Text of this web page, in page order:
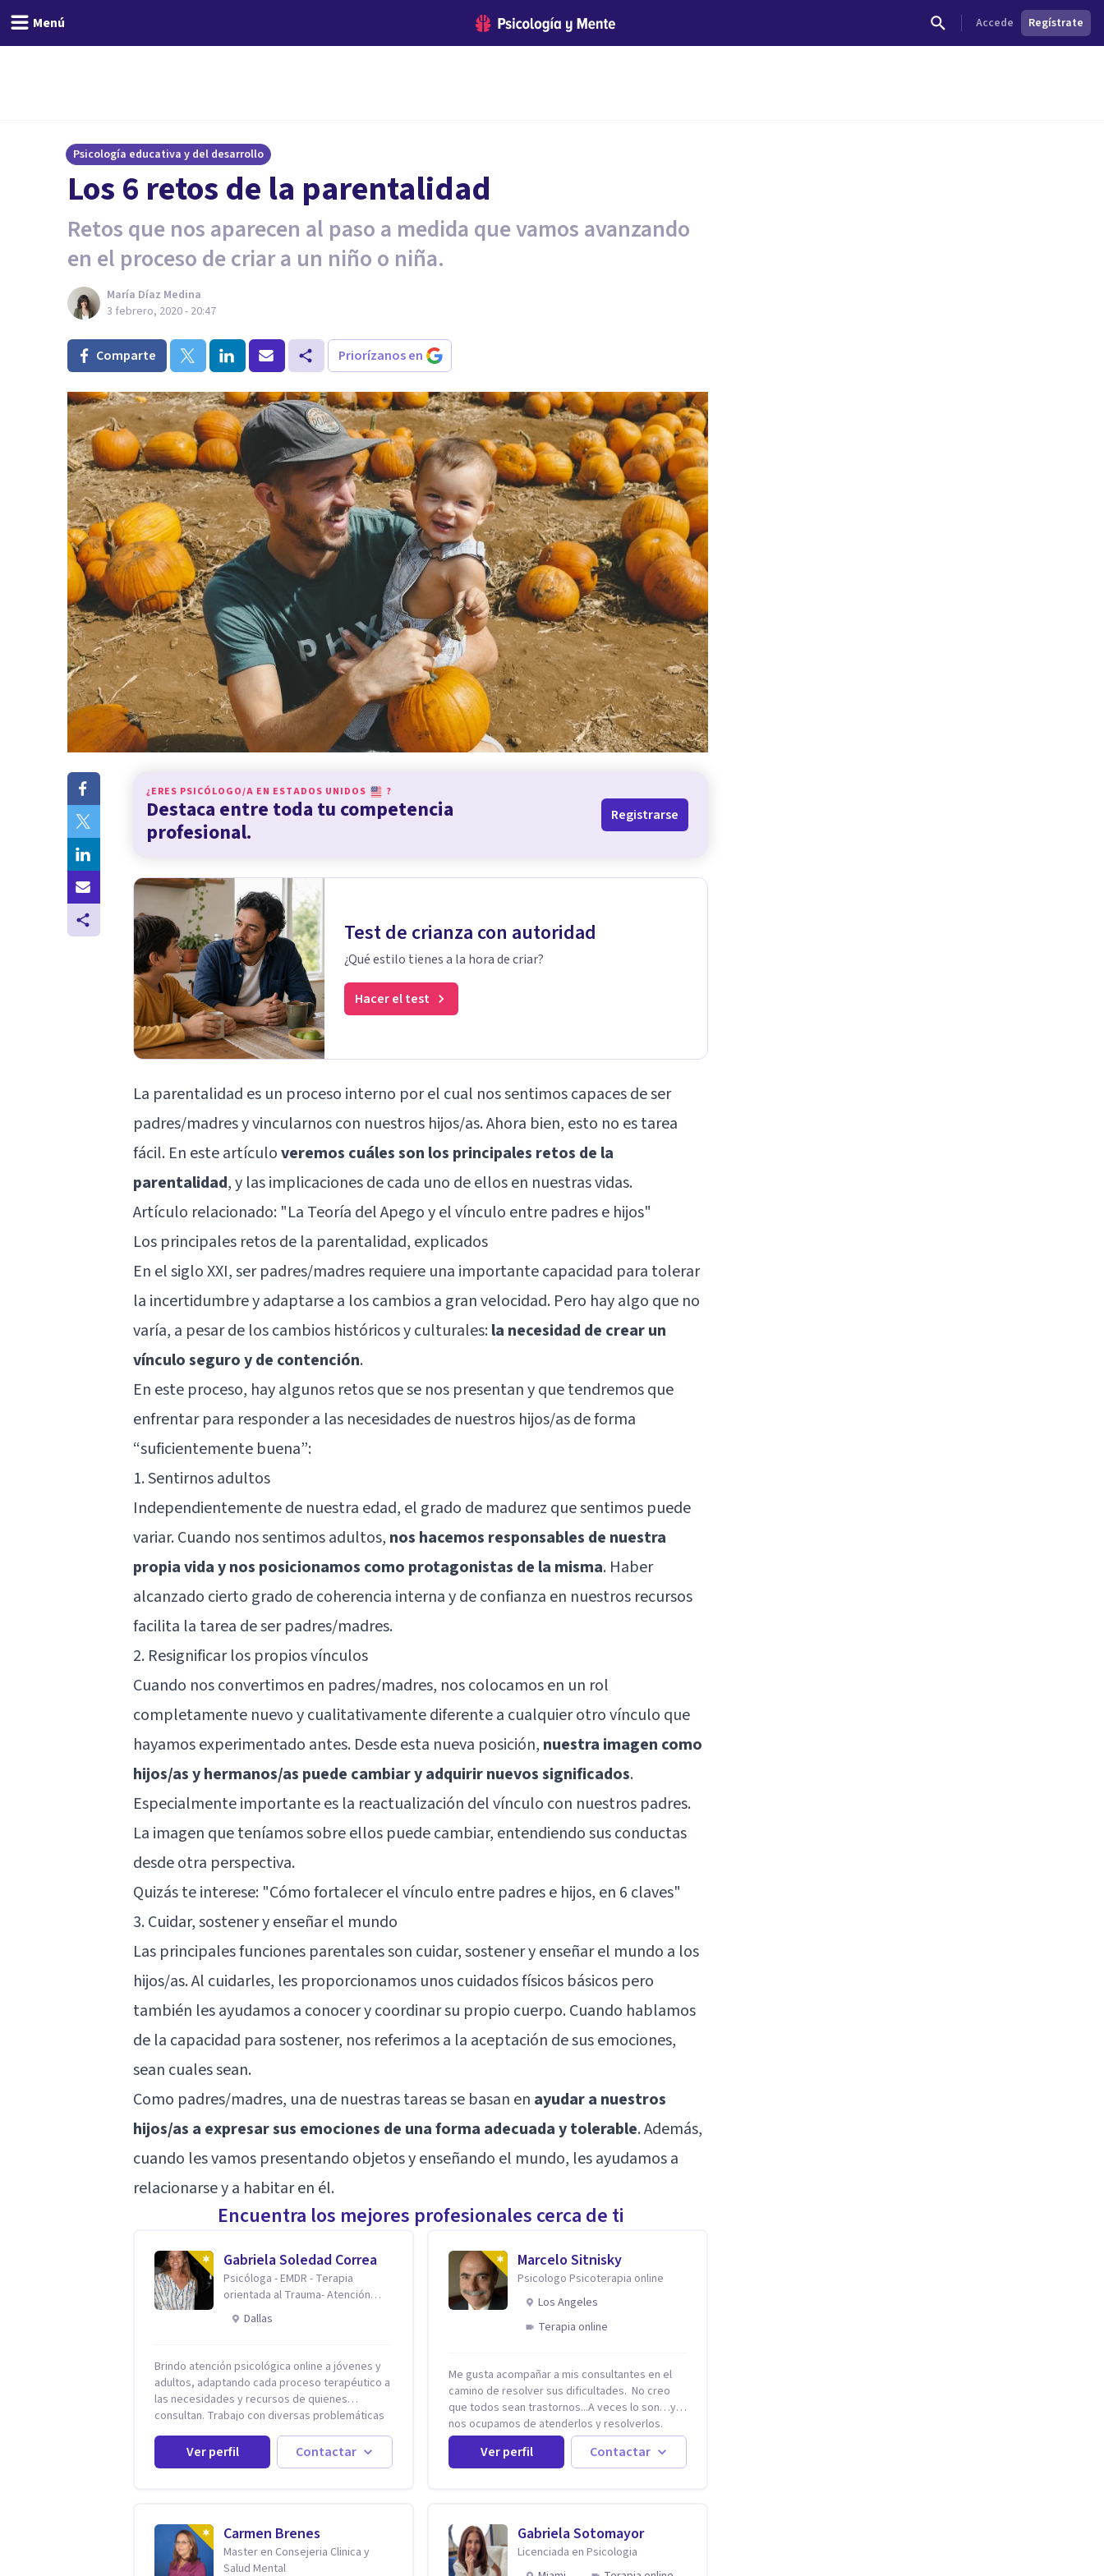
Menú Accede Regístrate
Psicología educativa y del desarrollo
Los 6 retos de la parentalidad
Retos que nos aparecen al paso a medida que vamos avanzando
en el proceso de criar a un niño o niña.
María Díaz Medina
3 febrero, 2020 - 20:47
Comparte Priorízanos en
¿ERES PSICÓLOGO/A EN ESTADOS UNIDOS ?
Destaca entre toda tu competencia
profesional.
Registrarse
Test de crianza con autoridad
¿Qué estilo tienes a la hora de criar?
Hacer el test
La parentalidad es un proceso interno por el cual nos sentimos capaces de ser
padres/madres y vincularnos con nuestros hijos/as. Ahora bien, esto no es tarea
fácil. En este artículoveremos cuáles son los principales retos de la
parentalidad, y las implicaciones de cada uno de ellos en nuestras vidas.
Artículo relacionado: "La Teoría del Apego y el vínculo entre padres e hijos"
Los principales retos de la parentalidad, explicados
En el siglo XXI, ser padres/madres requiere una importante capacidad para tolerar
la incertidumbre y adaptarse a los cambios a gran velocidad. Pero hay algo que no
varía, a pesar de los cambios históricos y culturales:la necesidad de crear un
vínculo seguro y de contención.
En este proceso, hay algunos retos que se nos presentan y que tendremos que
enfrentar para responder a las necesidades de nuestros hijos/as de forma
“suficientemente buena”:
1. Sentirnos adultos
Independientemente de nuestra edad, el grado de madurez que sentimos puede
variar. Cuando nos sentimos adultos, nos hacemos responsables de nuestra
propia vida y nos posicionamos como protagonistas de la misma. Haber
alcanzado cierto grado de coherencia interna y de confianza en nuestros recursos
facilita la tarea de ser padres/madres.
2. Resignificar los propios vínculos
Cuando nos convertimos en padres/madres, nos colocamos en un rol
completamente nuevo y cualitativamente diferente a cualquier otro vínculo que
hayamos experimentado antes. Desde esta nueva posición, nuestra imagen como
hijos/as y hermanos/as puede cambiar y adquirir nuevos significados.
Especialmente importante es la reactualización del vínculo con nuestros padres.
La imagen que teníamos sobre ellos puede cambiar, entendiendo sus conductas
desde otra perspectiva.
Quizás te interese: "Cómo fortalecer el vínculo entre padres e hijos, en 6 claves"
3. Cuidar, sostener y enseñar el mundo
Las principales funciones parentales son cuidar, sostener y enseñar el mundo a los
hijos/as. Al cuidarles, les proporcionamos unos cuidados físicos básicos pero
también les ayudamos a conocer y coordinar su propio cuerpo. Cuando hablamos
de la capacidad para sostener, nos referimos a la aceptación de sus emociones,
sean cuales sean.
Como padres/madres, una de nuestras tareas se basan en ayudar a nuestros
hijos/as a expresar sus emociones de una forma adecuada y tolerable. Además,
cuando les vamos presentando objetos y enseñando el mundo, les ayudamos a
relacionarse y a habitar en él.
Encuentra los mejores profesionales cerca de ti
Gabriela Soledad Correa
Psicóloga - EMDR - Terapia
orientada al Trauma- Atención
Online.Dallas
Brindo atención psicológica online a jóvenes y
adultos, adaptando cada proceso terapéutico a
las necesidades y recursos de quienes
consultan. Trabajo con diversas problemáticas
como trauma, ansiedad, angustia, depresión,
estrés, violencias, abuso sexual y procesos
migratorios, entre otros. Ofrezco un espacio
autoconocimiento y el aprendizaje mutuo. Mi
manera de trabajar se enfoca principalmente en
los conflictos y malestares que emergen en el
Ver perfil Contactar
Marcelo Sitnisky
Psicologo Psicoterapia online
Los Angeles
Terapia online
Me gusta acompañar a mis consultantes en el
camino de resolver sus dificultades. No creo
que todos sean trastornos...A veces lo son…y
nos ocupamos de atenderlos y resolverlos.
Generalmente es que nunca aprendimos cómo
se hace algo, como se resuelve una situación en
la vida. No sabemos cómo se supera una
el camino o el mecanismo para aprender cómo.
Dificultades en la pareja. Cómo hacer que
funcione cuando siento o sentimos que no está
funcionando. Cómo avanzar en la realización
Ver perfil Contactar
Carmen Brenes
Master en Consejeria Clinica y
Salud Mental
Gabriela Sotomayor
Licenciada en Psicologia